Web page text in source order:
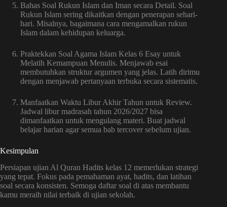
Bahas Soal Rukun Islam dan Iman secara Detail. Soal
Rukun Islam sering dikaitkan dengan penerapan sehari-
hari. Misalnya, bagaimana cara mengamalkan rukun
Islam dalam kehidupan keluarga.
Praktekkan Soal Agama Islam Kelas 6 Esay untuk
Melatih Kemampuan Menulis. Menjawab esai
membutuhkan struktur argumen yang jelas. Latih dirimu
dengan menjawab pertanyaan terbuka secara sistematis.
Manfaatkan Waktu Libur Akhir Tahun untuk Review.
Jadwal libur madrasah tahun 2026/2027 bisa
dimanfaatkan untuk mengulang materi. Buat jadwal
belajar harian agar semua bab tercover sebelum ujian.
Kesimpulan
Persiapan ujian Al Quran Hadits kelas 12 memerlukan strategi
yang tepat. Fokus pada pemahaman ayat, hadits, dan latihan
soal secara konsisten. Semoga daftar soal di atas membantu
kamu meraih nilai terbaik di ujian sekolah.